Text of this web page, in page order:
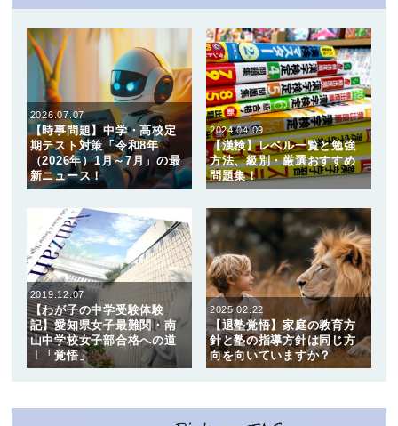
2026.07.07
【時事問題】中学・高校定
期テスト対策「令和8年
（2026年）1月～7月」の最
新ニュース！
2024.04.09
【漢検】レベル一覧と勉強
方法、級別・厳選おすすめ
問題集！
2019.12.07
【わが子の中学受験体験
記】愛知県女子最難関・南
山中学校女子部合格への道
Ⅰ「覚悟」
2025.02.22
【退塾覚悟】家庭の教育方
針と塾の指導方針は同じ方
向を向いていますか？